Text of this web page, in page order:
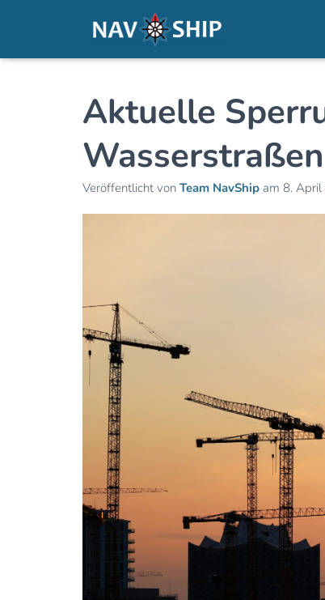
Aktuelle
Wasserstraßen
Veröffentlicht von Team NavShip am 8.